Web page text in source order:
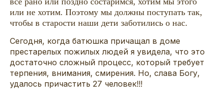
или не хотим. Поэтому мы должны поступать так,
чтобы в старости наши дети заботились о нас.
Сегодня, когда батюшка причащал в доме
престарелых пожилых людей я увидела, что это
достаточно сложный процесс, который требует
терпения, внимания, смирения. Но, слава Богу,
удалось причастить 27 человек!!!